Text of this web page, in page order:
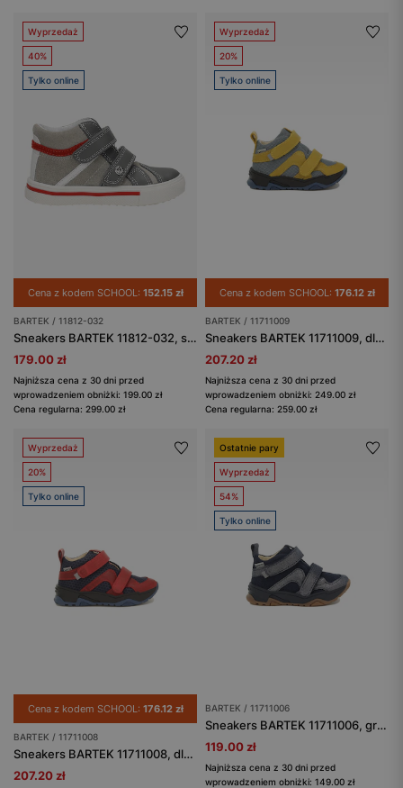
Wyprzedaż
40%
Tylko online
Cena z kodem SCHOOL: 152.15 zł
BARTEK / 11812-032
Sneakers BARTEK 11812-032, szary
179.00 zł
Najniższa cena z 30 dni przed
wprowadzeniem obniżki: 199.00 zł
Cena regularna: 299.00 zł
Wyprzedaż
20%
Tylko online
Cena z kodem SCHOOL: 176.12 zł
BARTEK / 11711009
Sneakers BARTEK 11711009, dla chłopców, niebiesko-żółty
207.20 zł
Najniższa cena z 30 dni przed
wprowadzeniem obniżki: 249.00 zł
Cena regularna: 259.00 zł
Wyprzedaż
20%
Tylko online
Cena z kodem SCHOOL: 176.12 zł
BARTEK / 11711008
Sneakers BARTEK 11711008, dla chłopców, granatowo-czerwony
207.20 zł
Ostatnie pary
Wyprzedaż
54%
Tylko online
BARTEK / 11711006
Sneakers BARTEK 11711006, granatowy
119.00 zł
Najniższa cena z 30 dni przed
wprowadzeniem obniżki: 149.00 zł